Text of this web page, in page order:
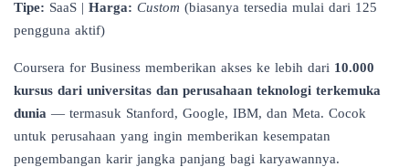
Tipe: SaaS | Harga: Custom (biasanya tersedia mulai dari 125
pengguna aktif)
Coursera for Business memberikan akses ke lebih dari 10.000
kursus dari universitas dan perusahaan teknologi terkemuka
dunia — termasuk Stanford, Google, IBM, dan Meta. Cocok
untuk perusahaan yang ingin memberikan kesempatan
pengembangan karir jangka panjang bagi karyawannya.